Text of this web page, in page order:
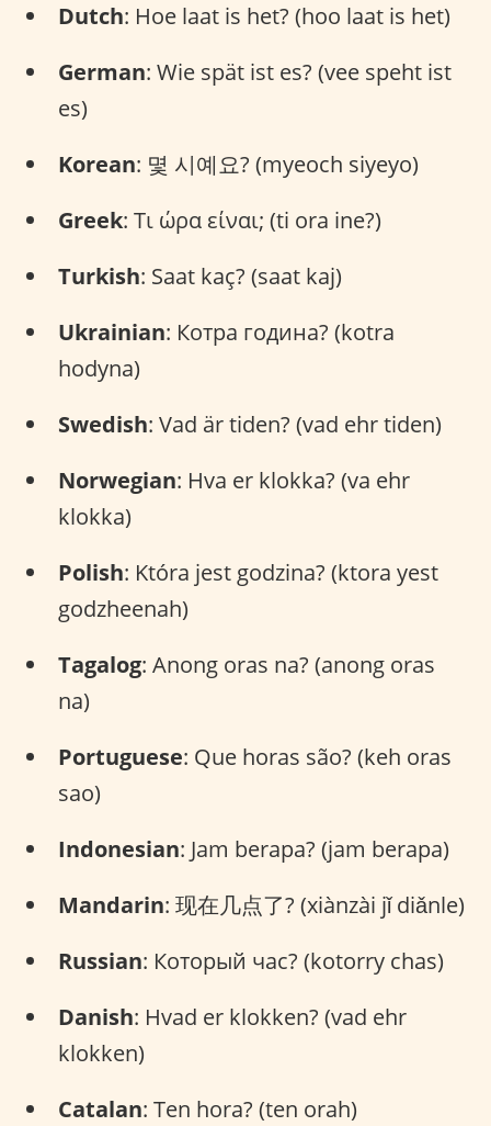
Dutch: Hoe laat is het? (hoo laat is het)
German: Wie spät ist es? (vee speht ist
es)
Korean: 몇 시예요? (myeoch siyeyo)
Greek: Τι ώρα είναι; (ti ora ine?)
Turkish: Saat kaç? (saat kaj)
Ukrainian: Котра година? (kotra
hodyna)
Swedish: Vad är tiden? (vad ehr tiden)
Norwegian: Hva er klokka? (va ehr
klokka)
Polish: Która jest godzina? (ktora yest
godzheenah)
Tagalog: Anong oras na? (anong oras
na)
Portuguese: Que horas são? (keh oras
sao)
Indonesian: Jam berapa? (jam berapa)
Mandarin: 现在几点了? (xiànzài jǐ diǎnle)
Russian: Который час? (kotorry chas)
Danish: Hvad er klokken? (vad ehr
klokken)
Catalan: Ten hora? (ten orah)